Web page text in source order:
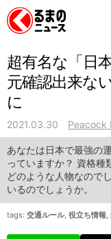
超有名な「日
元確認出来な
に
2021.03.30 Peacock
あなたは日本で最強の
っていますか？ 資格種
どのような人物なので
いるのでしょうか。
tags: 交通ルール, 役立ち情報,